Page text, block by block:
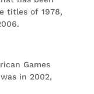
titles of 1978,
Games
in 2002,